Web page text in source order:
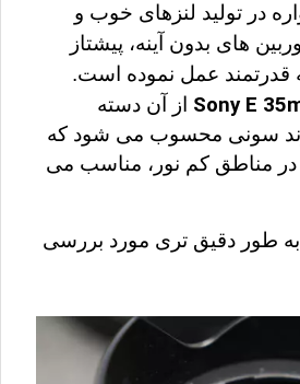
قدرتمند عمل نموده است.
Sony E